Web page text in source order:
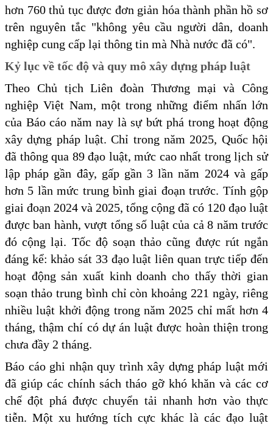
hơn 760 thủ tục được đơn giản hóa thành phần hồ sơ
trên nguyên tắc "không yêu cầu người dân, doanh
nghiệp cung cấp lại thông tin mà Nhà nước đã có".
Kỷ lục về tốc độ và quy mô xây dựng pháp luật
Theo Chủ tịch Liên đoàn Thương mại và Công
nghiệp Việt Nam, một trong những điểm nhấn lớn
của Báo cáo năm nay là sự bứt phá trong hoạt động
xây dựng pháp luật. Chỉ trong năm 2025, Quốc hội
đã thông qua 89 đạo luật, mức cao nhất trong lịch sử
lập pháp gần đây, gấp gần 3 lần năm 2024 và gấp
hơn 5 lần mức trung bình giai đoạn trước. Tính gộp
giai đoạn 2024 và 2025, tổng cộng đã có 120 đạo luật
được ban hành, vượt tổng số luật của cả 8 năm trước
đó cộng lại. Tốc độ soạn thảo cũng được rút ngắn
đáng kể: khảo sát 33 đạo luật liên quan trực tiếp đến
hoạt động sản xuất kinh doanh cho thấy thời gian
soạn thảo trung bình chỉ còn khoảng 221 ngày, riêng
nhiều luật khởi động trong năm 2025 chỉ mất hơn 4
tháng, thậm chí có dự án luật được hoàn thiện trong
chưa đầy 2 tháng.
Báo cáo ghi nhận quy trình xây dựng pháp luật mới
đã giúp các chính sách tháo gỡ khó khăn và các cơ
chế đột phá được chuyển tải nhanh hơn vào thực
tiễn. Một xu hướng tích cực khác là các đạo luật